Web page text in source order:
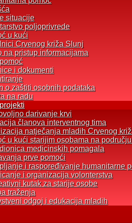
situacije
poljoprivrede
u kući
Crvenog križa Slunj
na pristup informacijama
i dokumenti
o zaštiti osobnih podataka
na radu
darivanje krvi
članova interventnog tima
natječanja mladih Crvenog
u kući starijim osobama na
medicinskih pomagala
prve pomoći
i raspoređivanje humanitarne
i organizacija volonterstva
kutak za starije osobe
traženja
odgoj i edukacija mladih